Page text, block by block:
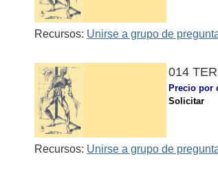
Recursos: Unirse a grupo de
014
Precio por
Solicitar
Recursos: Unirse a grupo de